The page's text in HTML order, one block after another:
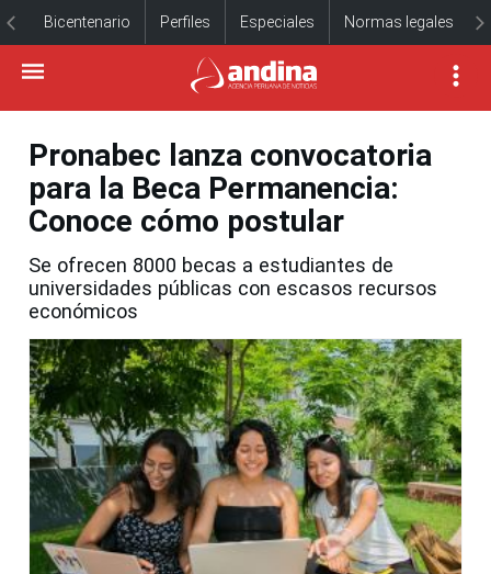
Bicentenario Perfiles Especiales Normas legales
Pronabec lanza convocatoria
para la Beca Permanencia:
Conoce cómo postular
Se ofrecen 8000 becas a estudiantes de
universidades públicas con escasos recursos
económicos